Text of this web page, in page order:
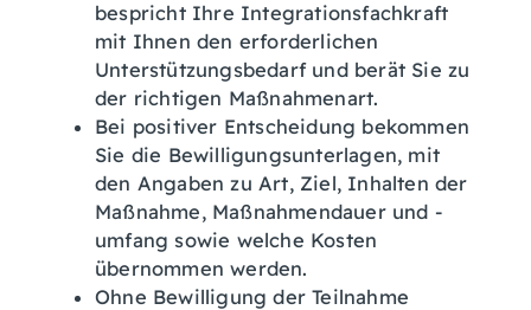
bespricht Ihre Integrationsfachkraft
mit Ihnen den erforderlichen
Unterstützungsbedarf und berät Sie zu
der richtigen Maßnahmenart.
Bei positiver Entscheidung bekommen
Sie die Bewilligungsunterlagen, mit
den Angaben zu Art, Ziel, Inhalten der
Maßnahme, Maßnahmendauer und -
umfang sowie welche Kosten
übernommen werden.
Ohne Bewilligung der Teilnahme